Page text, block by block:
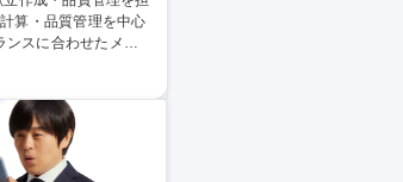
ンスに合わせたメニ
・食品工場での献立
種 第二